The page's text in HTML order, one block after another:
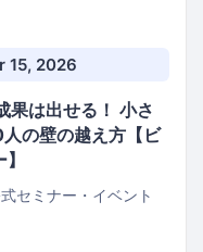
15, 2026
は出せる！ 小さ
の壁の越え方【ビ
セミナー・イベント